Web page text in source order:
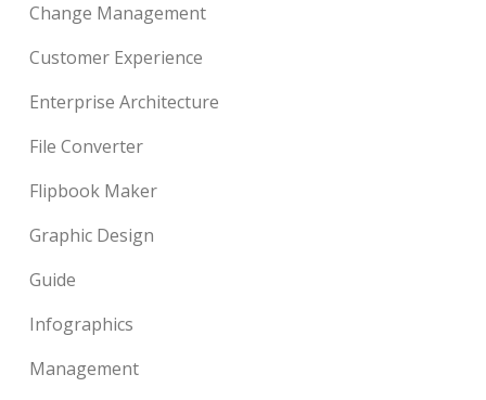
Change Management
Customer Experience
Enterprise Architecture
File Converter
Flipbook Maker
Graphic Design
Guide
Infographics
Management